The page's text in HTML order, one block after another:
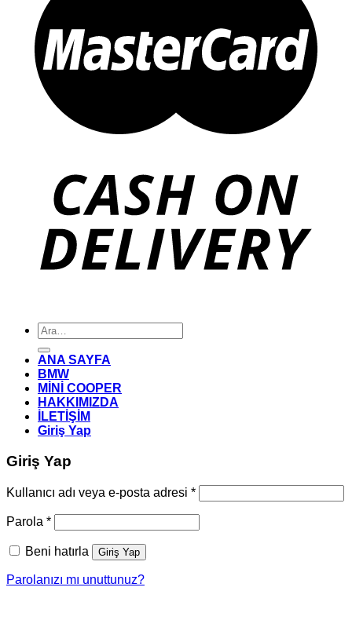
Ara:
ANA SAYFA
BMW
MİNİ COOPER
HAKKIMIZDA
İLETİŞİM
Giriş Yap
Giriş Yap
Kullanıcı adı veya e-posta adresi *Gerekli
Parola *Gerekli
Beni hatırla Giriş Yap
Parolanızı mı unuttunuz?